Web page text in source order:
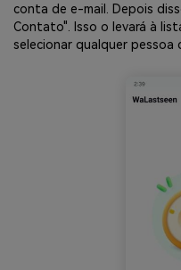
conta de e-mail. Depois
Contato". Isso o levará à
selecionar qualquer pessoa